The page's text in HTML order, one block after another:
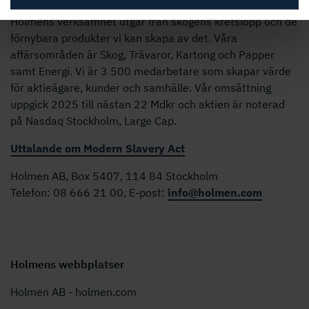
Holmens verksamhet utgår från skogens kretslopp och de
förnybara produkter vi kan skapa av det. Våra
affärsområden är Skog, Trävaror, Kartong och Papper
samt Energi. Vi är 3 500 medarbetare som skapar värde
för aktieägare, kunder och samhälle. Vår omsättning
uppgick 2025 till nästan 22 Mdkr och aktien är noterad
på Nasdaq Stockholm, Large Cap.
Uttalande om Modern Slavery Act
Holmen AB, Box 5407, 114 84 Stockholm
Telefon: 08 666 21 00, E-post: info@holmen.com
Holmens webbplatser
Holmen AB - holmen.com